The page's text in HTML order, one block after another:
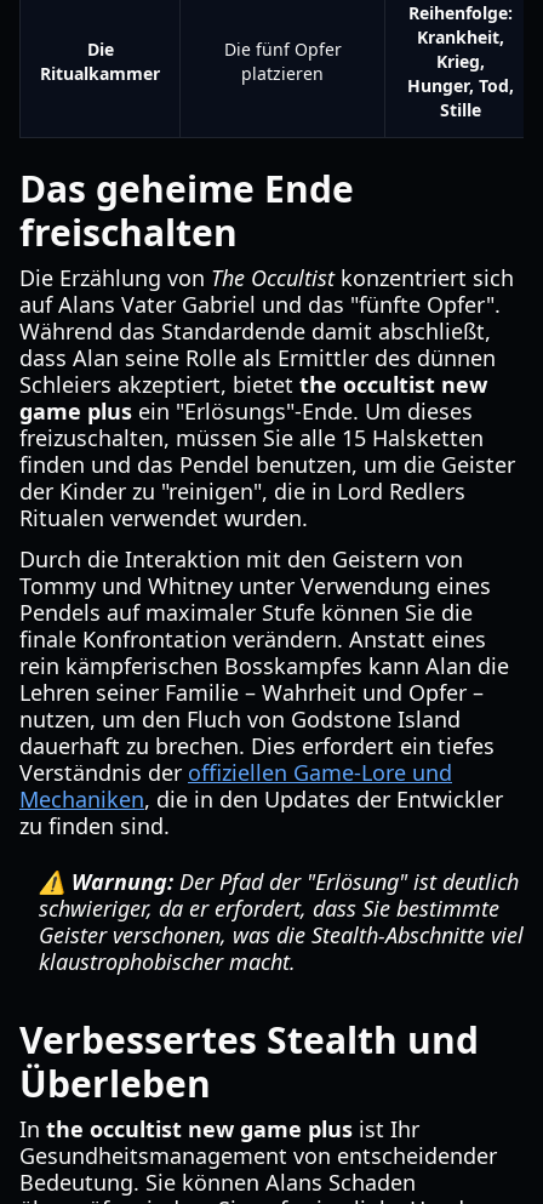
Die
Ritualkammer
Die fünf Opfer
platzieren
Reihenfolge:
Krankheit,
Krieg,
Hunger, Tod,
Stille
Das geheime Ende
freischalten
Die Erzählung von The Occultistkonzentriert sich
auf Alans Vater Gabriel und das "fünfte Opfer".
Während das Standardende damit abschließt,
dass Alan seine Rolle als Ermittler des dünnen
Schleiers akzeptiert, bietet the occultist new
game plus ein "Erlösungs"-Ende. Um dieses
freizuschalten, müssen Sie alle 15 Halsketten
finden und das Pendel benutzen, um die Geister
der Kinder zu "reinigen", die in Lord Redlers
Ritualen verwendet wurden.
Durch die Interaktion mit den Geistern von
Tommy und Whitney unter Verwendung eines
Pendels auf maximaler Stufe können Sie die
finale Konfrontation verändern. Anstatt eines
rein kämpferischen Bosskampfes kann Alan die
Lehren seiner Familie – Wahrheit und Opfer –
nutzen, um den Fluch von Godstone Island
dauerhaft zu brechen. Dies erfordert ein tiefes
Verständnis der offiziellen Game-Lore und
Mechaniken, die in den Updates der Entwickler
zu finden sind.
⚠️ Warnung: Der Pfad der "Erlösung" ist deutlich
schwieriger, da er erfordert, dass Sie bestimmte
Geister verschonen, was die Stealth-Abschnitte viel
klaustrophobischer macht.
Verbessertes Stealth und
Überleben
In the occultist new game plus ist Ihr
Gesundheitsmanagement von entscheidender
Bedeutung. Sie können Alans Schaden